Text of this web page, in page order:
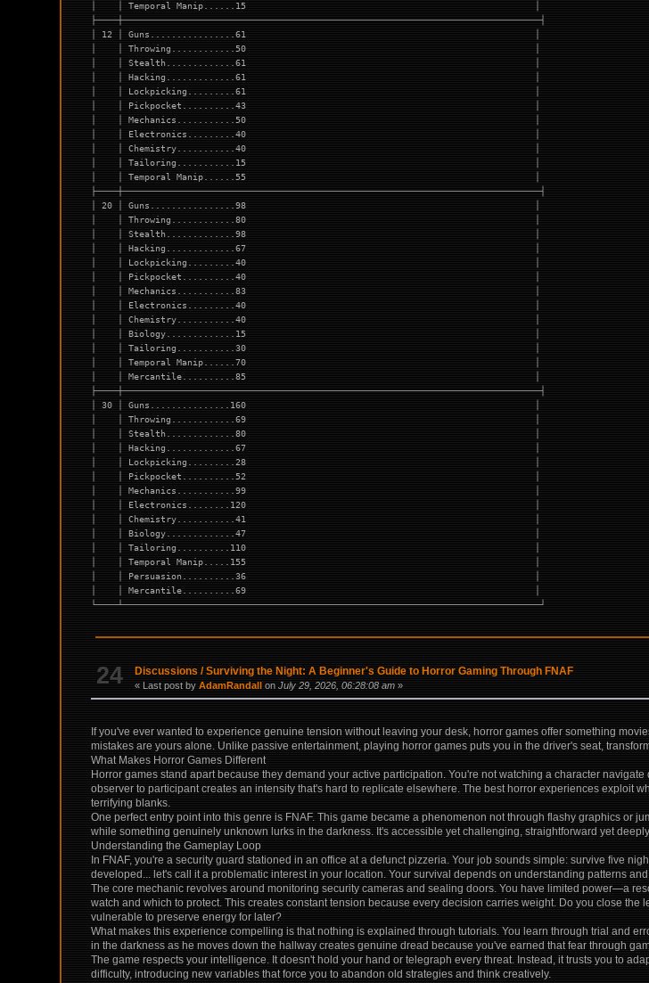
│    │ Temporal Manip......15                                                      │
├────┼──────────────────────────────────────────────────────────────────────────────┤
│ 12 │ Guns................61                                                      │
│    │ Throwing............50                                                      │
│    │ Stealth.............61                                                      │
│    │ Hacking.............61                                                      │
│    │ Lockpicking.........61                                                      │
│    │ Pickpocket..........43                                                      │
│    │ Mechanics...........50                                                      │
│    │ Electronics.........40                                                      │
│    │ Chemistry...........40                                                      │
│    │ Tailoring...........15                                                      │
│    │ Temporal Manip......55                                                      │
├────┼──────────────────────────────────────────────────────────────────────────────┤
│ 20 │ Guns................98                                                      │
│    │ Throwing............80                                                      │
│    │ Stealth.............98                                                      │
│    │ Hacking.............67                                                      │
│    │ Lockpicking.........40                                                      │
│    │ Pickpocket..........40                                                      │
│    │ Mechanics...........83                                                      │
│    │ Electronics.........40                                                      │
│    │ Chemistry...........40                                                      │
│    │ Biology.............15                                                      │
│    │ Tailoring...........30                                                      │
│    │ Temporal Manip......70                                                      │
│    │ Mercantile..........85                                                      │
├────┼──────────────────────────────────────────────────────────────────────────────┤
│ 30 │ Guns...............160                                                      │
│    │ Throwing............69                                                      │
│    │ Stealth.............80                                                      │
│    │ Hacking.............67                                                      │
│    │ Lockpicking.........28                                                      │
│    │ Pickpocket..........52                                                      │
│    │ Mechanics...........99                                                      │
│    │ Electronics........120                                                      │
│    │ Chemistry...........41                                                      │
│    │ Biology.............47                                                      │
│    │ Tailoring..........110                                                      │
│    │ Temporal Manip.....155                                                      │
│    │ Persuasion..........36                                                      │
│    │ Mercantile..........69                                                      │
└────┴──────────────────────────────────────────────────────────────────────────────┘
24 Discussions /Surviving the Night: A Beginner's Guide to Horror Gaming Through FNAF
« Last post byAdamRandall on July 29, 2026, 06:28:08 am »
If you've ever wanted to experience genuine tension without leaving your desk, horror games offer something
mistakes are yours alone. Unlike passive entertainment, playing horror games puts you in the driver's seat,
What Makes Horror Games Different
Horror games stand apart because they demand your active participation. You're not watching a character
observer to participant creates an intensity that's hard to replicate elsewhere. The best horror experiences exploit
terrifying blanks.
One perfect entry point into this genre is FNAF. This game became a phenomenon not through flashy graphics or
while something genuinely unknown lurks in the darkness. It's accessible yet challenging, straightforward yet
Understanding the Gameplay Loop
In FNAF, you're a security guard stationed in an office at a defunct pizzeria. Your job sounds simple: survive five
developed... let's call it a problematic interest in your location. Your survival depends on understanding patterns
The core mechanic revolves around monitoring security cameras and sealing doors. You have limited power—a
watch and which to protect. This creates constant tension because every decision carries weight. Do you close
vulnerable to preserve energy for later?
What makes this experience compelling is that nothing is explained through tutorials. You learn through trial and
in the darkness as he moves down the hallway creates genuine dread because you've earned that fear through
The game respects your intelligence. It doesn't hold your hand or telegraph every threat. Instead, it trusts you to
difficulty, introducing new variables that force you to abandon old strategies and think creatively.